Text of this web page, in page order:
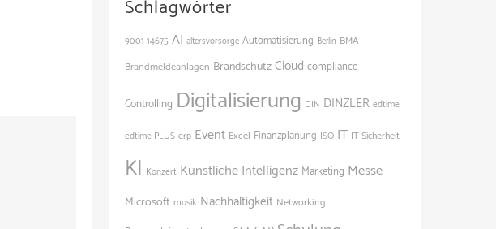
Schlagwörter
9001 14675 AI altersvorsorge Automatisierung Berlin BMA
Brandmeldeanlagen BrandschutzCloud compliance
Controlling Digitalisierung DIN DINZLER edtime
edtime PLUS erp Event Excel Finanzplanung ISO IT IT Sicherheit
KI Konzert Künstliche Intelligenz Marketing Messe
Microsoft musik Nachhaltigkeit Networking